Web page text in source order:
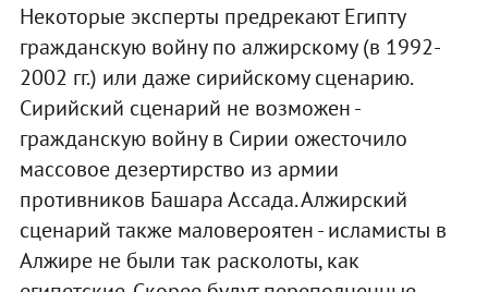
Некоторые эксперты предрекают Египту
гражданскую войну по алжирскому (в 1992-
2002 гг.) или даже сирийскому сценарию.
Сирийский сценарий не возможен -
гражданскую войну в Сирии ожесточило
массовое дезертирство из армии
противников Башара Ассада. Алжирский
сценарий также маловероятен - исламисты в
Алжире не были так расколоты, как